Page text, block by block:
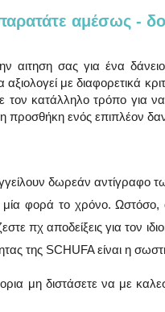
αμέσως -
σας για ένα
με διαφορετικά
τον κατάλληλο τρόπο για
η προσθήκη ενός επιπλέον
δωρεάν
φορά το χρόνο. Ωστόσο,
πχ αποδείξεις για τον
της SCHUFA είναι η